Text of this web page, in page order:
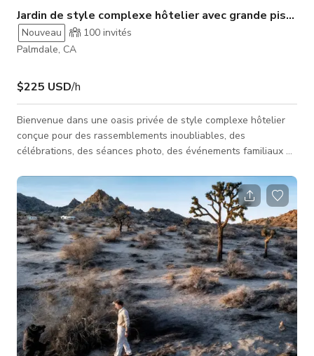
Jardin de style complexe hôtelier avec grande
Nouveau 100 invités
Palmdale, CA
$225 USD/h
Bienvenue dans une oasis privée de style complexe hôtelier
conçue pour des rassemblements inoubliables, des
célébrations, des séances photo, des événements familiaux et
spacieuse dispose de l'une des configurations de jardin les
plus impressionnantes de la vallée d'Antelope, centrée autour
d'une grande piscine personnalisée avec une belle entrée de
plage, une eau bleue étincelante, une cascade, un
aménagement paysager